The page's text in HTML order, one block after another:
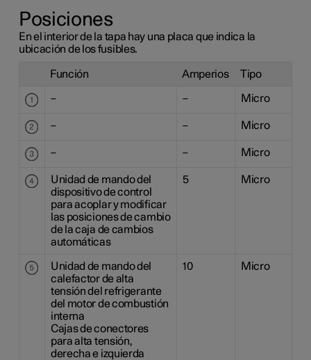
Posiciones
En el interior de la tapa hay una placa que indica la
ubicación de los fusibles.
Función Amperios Tipo
– – Micro
– – Micro
– – Micro
Unidad de mando del
dispositivo de control
para acoplar y modificar
las posiciones de cambio
de la caja de cambios
automáticas
5 Micro
Unidad de mando del
calefactor de alta
tensión del refrigerante
del motor de combustión
interna
Cajas de conectores
para alta tensión,
derecha e izquierda
10 Micro